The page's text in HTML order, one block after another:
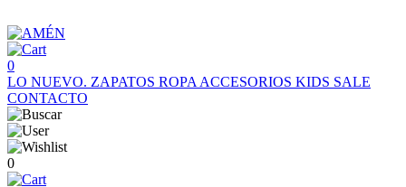
0
LO NUEVO. ZAPATOS ROPA ACCESORIOS KIDS SALE
CONTACTO
0